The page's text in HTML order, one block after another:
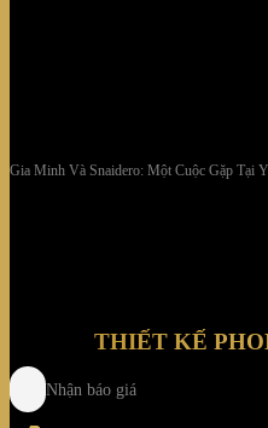
Gia Minh Và Snaidero: Một Cuộc Gặp Tại Ý
THIẾT KẾ
Nhận báo giá